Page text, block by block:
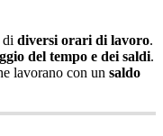
di diversi orari di lavoro.
del tempo e dei saldi.
lavorano con un saldo